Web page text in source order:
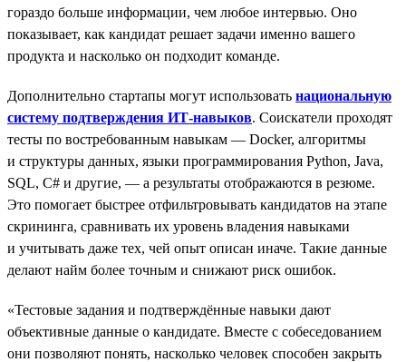
гораздо больше информации, чем любое интервью. Оно
показывает, как кандидат решает задачи именно вашего
продукта и насколько он подходит команде.
Дополнительно стартапы могут использовать национальную
систему подтверждения ИТ-навыков. Соискатели проходят
тесты по востребованным навыкам — Docker, алгоритмы
и структуры данных, языки программирования Python, Java,
SQL, C# и другие, — а результаты отображаются в резюме.
Это помогает быстрее отфильтровывать кандидатов на этапе
скрининга, сравнивать их уровень владения навыками
и учитывать даже тех, чей опыт описан иначе. Такие данные
делают найм более точным и снижают риск ошибок.
«Тестовые задания и подтверждённые навыки дают
объективные данные о кандидате. Вместе с собеседованием
они позволяют понять, насколько человек способен закрыть